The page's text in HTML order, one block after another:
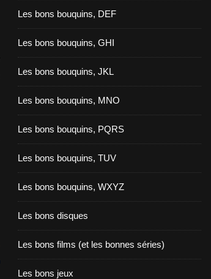
Les bons bouquins, DEF
Les bons bouquins, GHI
Les bons bouquins, JKL
Les bons bouquins, MNO
Les bons bouquins, PQRS
Les bons bouquins, TUV
Les bons bouquins, WXYZ
Les bons disques
Les bons films (et les bonnes séries)
Les bons jeux